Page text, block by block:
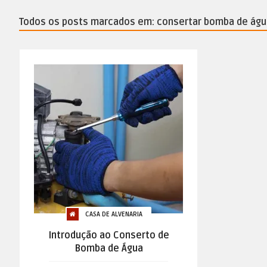
Todos os posts marcados em: consertar bomba de
CASA DE ALVENARIA
Introdução ao Conserto de
Bomba de Água